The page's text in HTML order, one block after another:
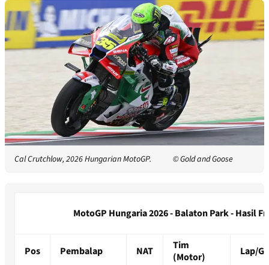
Cal Crutchlow, 2026 Hungarian MotoGP. © Gold and Goose
MotoGP Hungaria 2026 - Balaton Park - Hasil
Pos Pembalap NAT
Tim
(Motor)
Lap/